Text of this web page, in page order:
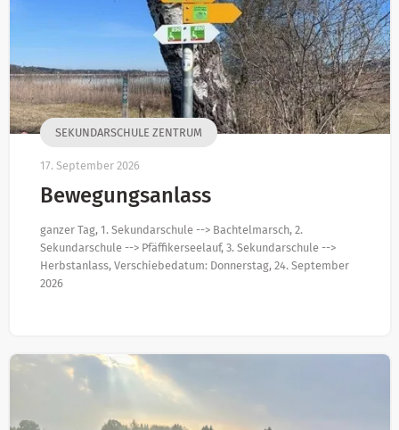
SEKUNDARSCHULE ZENTRUM
17. September 2026
Bewegungsanlass
ganzer Tag, 1. Sekundarschule --> Bachtelmarsch, 2.
Sekundarschule --> Pfäffikerseelauf, 3. Sekundarschule -->
Herbstanlass, Verschiebedatum: Donnerstag, 24. September
2026